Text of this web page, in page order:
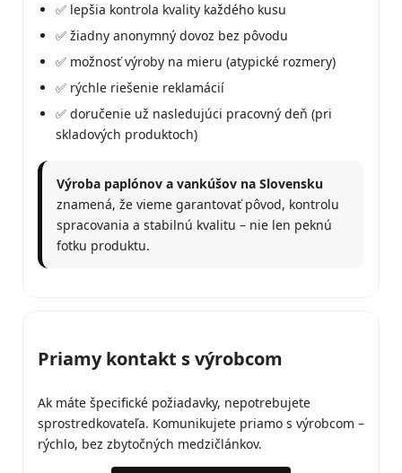
✅ lepšia kontrola kvality každého kusu
✅ žiadny anonymný dovoz bez pôvodu
✅ možnosť výroby na mieru (atypické rozmery)
✅ rýchle riešenie reklamácií
✅ doručenie už nasledujúci pracovný deň (pri
skladových produktoch)
Výroba paplónov a vankúšov na Slovensku
znamená, že vieme garantovať pôvod, kontrolu
spracovania a stabilnú kvalitu – nie len peknú
fotku produktu.
Priamy kontakt s výrobcom
Ak máte špecifické požiadavky, nepotrebujete
sprostredkovateľa. Komunikujete priamo s výrobcom –
rýchlo, bez zbytočných medzičlánkov.